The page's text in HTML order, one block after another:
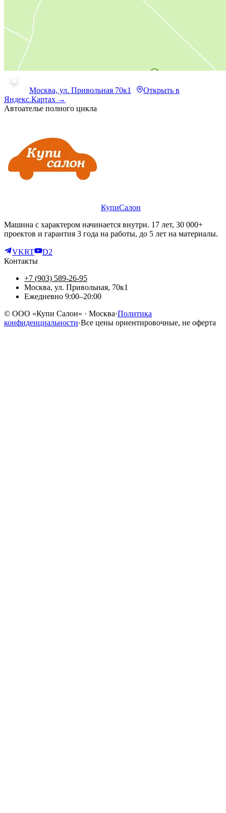
Москва, ул. Привольная 70к1
Открыть в
Яндекс.Картах →
Автоателье полного цикла
КупиСалон
Машина с характером начинается внутри. 17 лет, 30 000+
проектов и гарантия 3 года на работы, до 5 лет на материалы.
VKRT
D2
Контакты
+7 (903) 589-26-95
Москва, ул. Привольная, 70к1
Ежедневно 9:00–20:00
© ООО «Купи Салон» · Москва·Политика
конфиденциальности·Все цены ориентировочные, не оферта